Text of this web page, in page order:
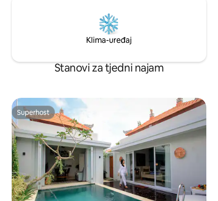
Klima-uređaj
Stanovi za tjedni najam
Superhost
Superhost